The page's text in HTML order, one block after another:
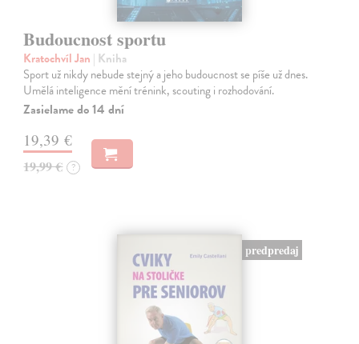
Budoucnost sportu
Kratochvíl Jan | Kniha
Sport už nikdy nebude stejný a jeho budoucnost se píše už dnes.
Umělá inteligence mění trénink, scouting i rozhodování.
Zasielame do 14 dní
19,39 €
19,99 € ?
predpredaj